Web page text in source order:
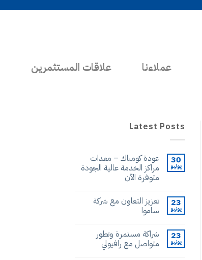
عملاءنا
علاقات المستثمرين
Latest Posts
30
يوليو
عودة كومباك – معدات
مراكز الخدمة عالية الجودة
متوفرة الآن
23
يونيو
تعزيز التعاون مع شركة
ساموا
23
يونيو
شراكة مستمرة وتطور
متواصل مع رافيولي